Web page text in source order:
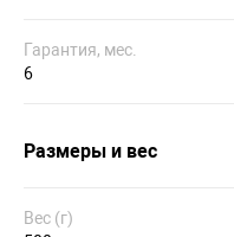
Гарантия, мес.
6
Размеры и вес
Вес (г)